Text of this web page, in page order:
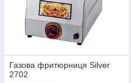
Газова фритюрниця Silver
2702